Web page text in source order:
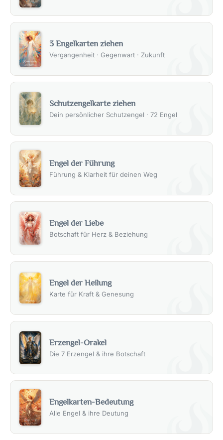
3 Engelkarten ziehen
Vergangenheit · Gegenwart · Zukunft
Schutzengelkarte ziehen
Dein persönlicher Schutzengel · 72 Engel
Engel der Führung
Führung & Klarheit für deinen Weg
Engel der Liebe
Botschaft für Herz & Beziehung
Engel der Heilung
Karte für Kraft & Genesung
Erzengel-Orakel
Die 7 Erzengel & ihre Botschaft
Engelkarten-Bedeutung
Alle Engel & ihre Deutung